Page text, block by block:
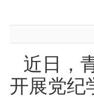
近日，
开展党纪